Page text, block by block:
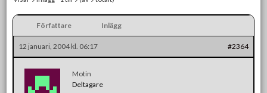
Författare Inlägg
12 januari, 2004 kl. 06:17 #2364
Motin
Deltagare